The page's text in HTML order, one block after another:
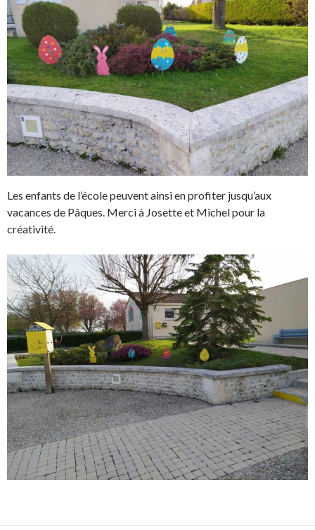
Les enfants de l’école peuvent ainsi en profiter jusqu’aux
vacances de Pâques. Merci à Josette et Michel pour la
créativité.